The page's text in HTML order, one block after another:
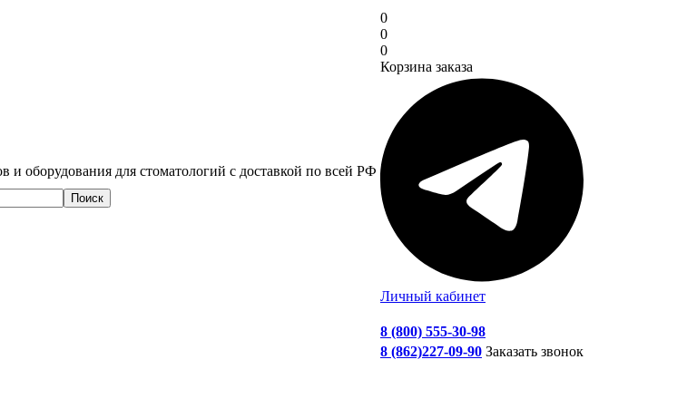
и оборудования для стоматологий с доставкой по всей РФ
0
0
0
Корзина заказа
Личный кабинет
8 (800) 555-30-98
8 (862)227-09-90 Заказать звонок